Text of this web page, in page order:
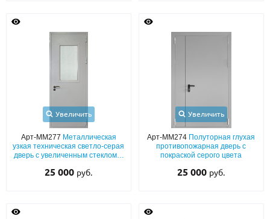
Увеличить
Арт-ММ277 Металлическая
узкая техническая светло-серая
дверь с увеличенным стеклом и
25 000 руб.
Увеличить
Арт-ММ274 Полуторная глухая
противопожарная дверь с
покраской серого цвета
25 000 руб.